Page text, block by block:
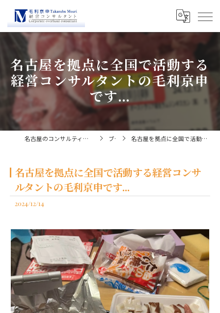
名古屋を拠点に全国で活動する
経営コンサルタントの毛利京申
です...
名古屋のコンサルティングなら経営コンサルタント毛利京申 ブログ 名古屋を拠点に全国で活動する経営コンサルタントの毛利京申です...
名古屋を拠点に全国で活動する経営コンサ
ルタントの毛利京申です...
2024/12/14